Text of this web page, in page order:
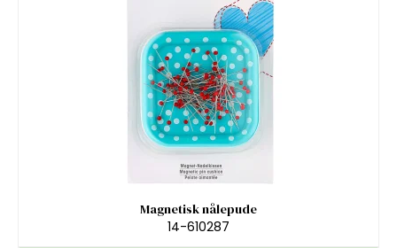
Magnetisk nålepude
14-610287